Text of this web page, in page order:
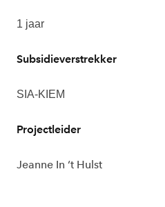
1 jaar
Subsidieverstrekker
SIA-KIEM
Projectleider
Jeanne In ‘t Hulst